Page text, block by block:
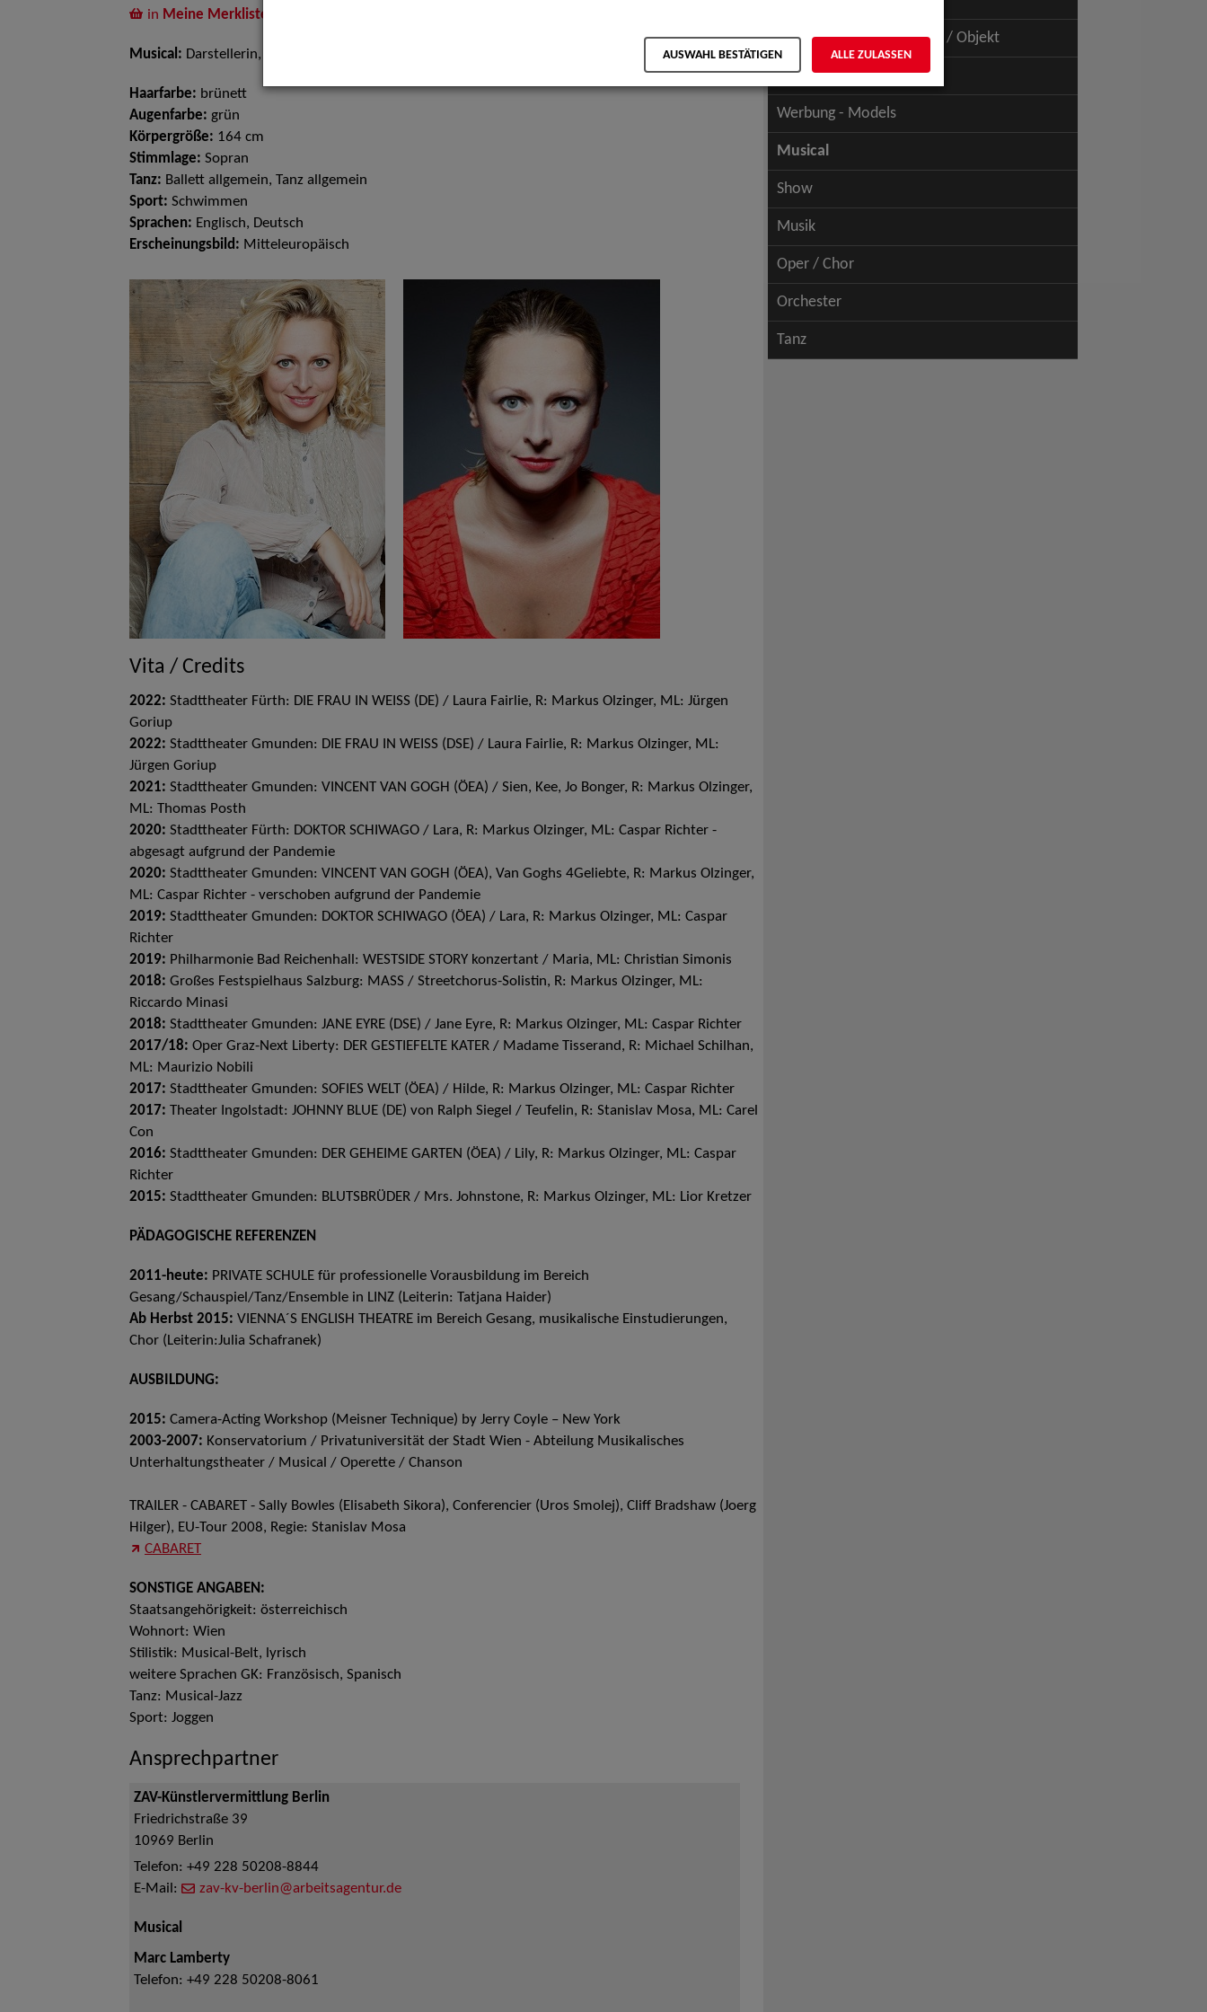
in Meine Merkliste
Musical: Darstellerin, Sängerin
Haarfarbe: brünett
Augenfarbe: grün
Körpergröße: 164 cm
Stimmlage: Sopran
Tanz: Ballett allgemein, Tanz allgemein
Sport: Schwimmen
Sprachen: Englisch, Deutsch
Erscheinungsbild: Mitteleuropäisch
Vita / Credits
2022: Stadttheater Fürth: DIE FRAU IN WEISS (DE) / Laura Fairlie, R: Markus Olzinger, ML: Jürgen
Goriup
2022: Stadttheater Gmunden: DIE FRAU IN WEISS (DSE) / Laura Fairlie, R: Markus Olzinger, ML:
Jürgen Goriup
2021: Stadttheater Gmunden: VINCENT VAN GOGH (ÖEA) / Sien, Kee, Jo Bonger, R: Markus Olzinger,
ML: Thomas Posth
2020: Stadttheater Fürth: DOKTOR SCHIWAGO / Lara, R: Markus Olzinger, ML: Caspar Richter -
abgesagt aufgrund der Pandemie
2020: Stadttheater Gmunden: VINCENT VAN GOGH (ÖEA), Van Goghs 4Geliebte, R: Markus Olzinger,
ML: Caspar Richter - verschoben aufgrund der Pandemie
2019: Stadttheater Gmunden: DOKTOR SCHIWAGO (ÖEA) / Lara, R: Markus Olzinger, ML: Caspar
Richter
2019: Philharmonie Bad Reichenhall: WESTSIDE STORY konzertant / Maria, ML: Christian Simonis
2018: Großes Festspielhaus Salzburg: MASS / Streetchorus-Solistin, R: Markus Olzinger, ML:
Riccardo Minasi
2018: Stadttheater Gmunden: JANE EYRE (DSE) / Jane Eyre, R: Markus Olzinger, ML: Caspar Richter
2017/18: Oper Graz-Next Liberty: DER GESTIEFELTE KATER / Madame Tisserand, R: Michael Schilhan,
ML: Maurizio Nobili
2017: Stadttheater Gmunden: SOFIES WELT (ÖEA) / Hilde, R: Markus Olzinger, ML: Caspar Richter
2017: Theater Ingolstadt: JOHNNY BLUE (DE) von Ralph Siegel / Teufelin, R: Stanislav Mosa, ML: Carel
Con
2016: Stadttheater Gmunden: DER GEHEIME GARTEN (ÖEA) / Lily, R: Markus Olzinger, ML: Caspar
Richter
2015: Stadttheater Gmunden: BLUTSBRÜDER / Mrs. Johnstone, R: Markus Olzinger, ML: Lior Kretzer
PÄDAGOGISCHE REFERENZEN
2011-heute: PRIVATE SCHULE für professionelle Vorausbildung im Bereich
Gesang/Schauspiel/Tanz/Ensemble in LINZ (Leiterin: Tatjana Haider)
Ab Herbst 2015: VIENNA´S ENGLISH THEATRE im Bereich Gesang, musikalische Einstudierungen,
Chor (Leiterin:Julia Schafranek)
AUSBILDUNG:
2015: Camera-Acting Workshop (Meisner Technique) by Jerry Coyle – New York
2003-2007: Konservatorium / Privatuniversität der Stadt Wien - Abteilung Musikalisches
Unterhaltungstheater / Musical / Operette / Chanson
TRAILER - CABARET - Sally Bowles (Elisabeth Sikora), Conferencier (Uros Smolej), Cliff Bradshaw (Joerg
Hilger), EU-Tour 2008, Regie: Stanislav Mosa
CABARET
SONSTIGE ANGABEN:
Staatsangehörigkeit: österreichisch
Wohnort: Wien
Stilistik: Musical-Belt, lyrisch
weitere Sprachen GK: Französisch, Spanisch
Tanz: Musical-Jazz
Sport: Joggen
Ansprechpartner
ZAV-Künstlervermittlung Berlin
Friedrichstraße 39
10969 Berlin
Telefon: +49 228 50208-8844
E-Mail:
zav-kv-berlin@arbeitsagentur.de
Musical
Marc Lamberty
Telefon: +49 228 50208-8061
Schauspiel - Figur / Puppe / Objekt
Werbung - Talents
Werbung - Models
Musical
Show
Musik
Oper / Chor
Orchester
Tanz
AUSWAHL BESTÄTIGEN ALLE ZULASSEN